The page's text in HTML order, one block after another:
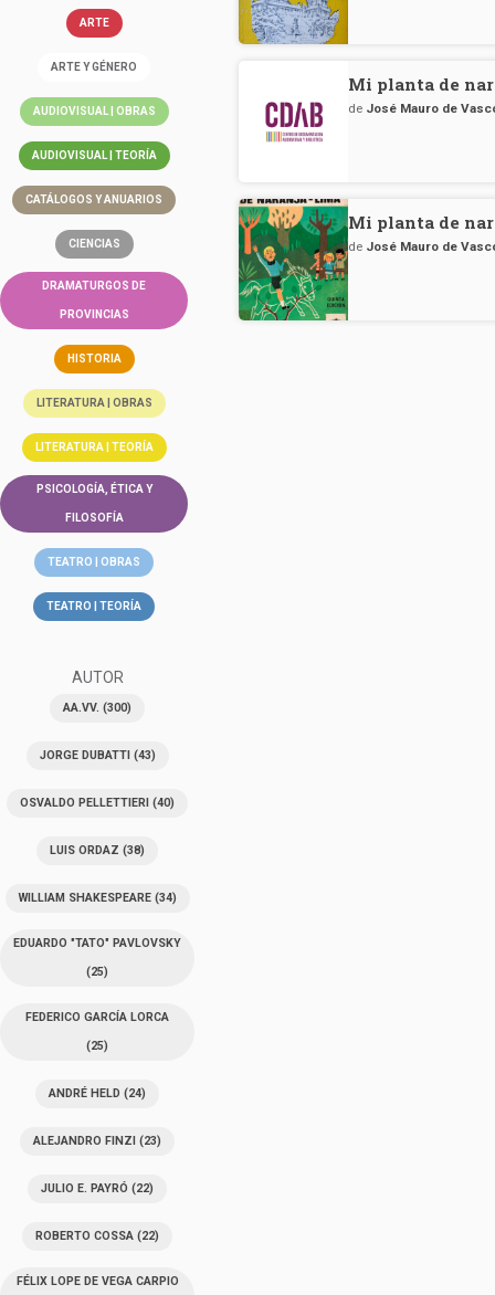
ARTE
ARTE Y GÉNERO
AUDIOVISUAL | OBRAS
AUDIOVISUAL | TEORÍA
CATÁLOGOS Y ANUARIOS
CIENCIAS
DRAMATURGOS DE
PROVINCIAS
HISTORIA
LITERATURA | OBRAS
LITERATURA | TEORÍA
PSICOLOGÍA, ÉTICA Y
FILOSOFÍA
TEATRO | OBRAS
TEATRO | TEORÍA
AUTOR
AA.VV. (300)
JORGE DUBATTI(43)
OSVALDO PELLETTIERI (40)
LUIS ORDAZ (38)
WILLIAM SHAKESPEARE(34)
EDUARDO "TATO" PAVLOVSKY
(25)
FEDERICO GARCÍA LORCA
(25)
ANDRÉ HELD (24)
ALEJANDRO FINZI (23)
JULIO E. PAYRÓ (22)
ROBERTO COSSA (22)
FÉLIX LOPE DE VEGA CARPIO
Mi planta de
de José Mauro de
Mi planta de
de José Mauro de